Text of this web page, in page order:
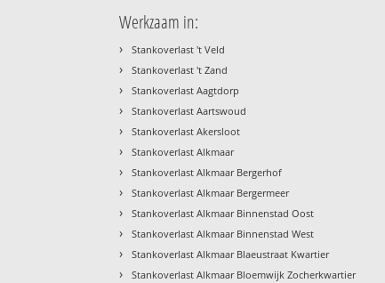
Werkzaam in:
› Stankoverlast 't Veld
› Stankoverlast 't Zand
› Stankoverlast Aagtdorp
› Stankoverlast Aartswoud
› Stankoverlast Akersloot
› Stankoverlast Alkmaar
› Stankoverlast Alkmaar Bergerhof
› Stankoverlast Alkmaar Bergermeer
› Stankoverlast Alkmaar Binnenstad Oost
› Stankoverlast Alkmaar Binnenstad West
› Stankoverlast Alkmaar Blaeustraat Kwartier
› Stankoverlast Alkmaar Bloemwijk Zocherkwartier